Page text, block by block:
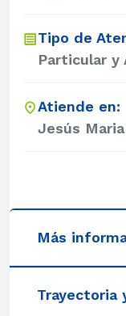
Tipo de
Particular y
Atiende en:
Jesús Maria
Más
Trayectoria